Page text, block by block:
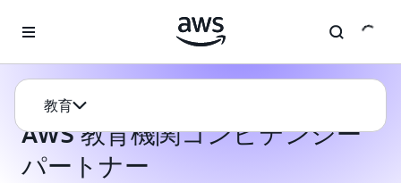
教育
AWS 教育機関コンピテンシー
パートナー